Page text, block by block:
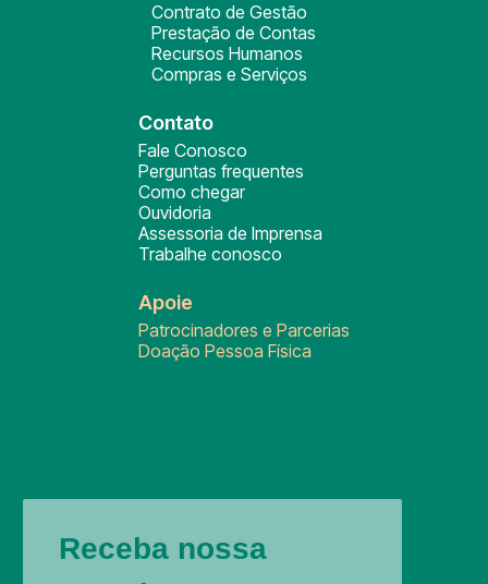
Contrato de Gestão
Prestação de Contas
Recursos Humanos
Compras e Serviços
Contato
Fale Conosco
Perguntas frequentes
Como chegar
Ouvidoria
Assessoria de Imprensa
Trabalhe conosco
Apoie
Patrocinadores e Parcerias
Doação Pessoa Física